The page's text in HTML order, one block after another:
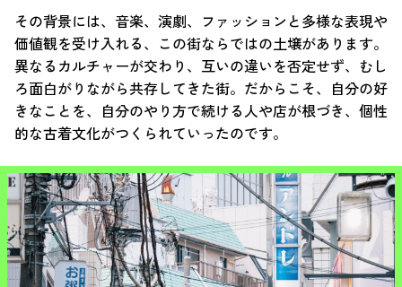
その背景には、音楽、演劇、ファッションと多様な表現や
価値観を受け入れる、この街ならではの土壌があります。
異なるカルチャーが交わり、互いの違いを否定せず、むし
ろ面白がりながら共存してきた街。だからこそ、自分の好
きなことを、自分のやり方で続ける人や店が根づき、個性
的な古着文化がつくられていったのです。